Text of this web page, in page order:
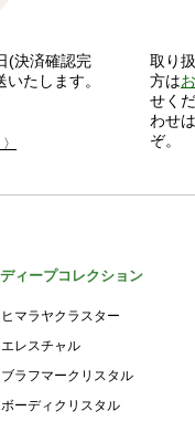
(決済確認完
たします。
取り
方は
せく
わせは
ぞ。
ィープコレクション
ヒマラヤクラスター
エレスチャル
ブラフマークリスタル
ボーディクリスタル